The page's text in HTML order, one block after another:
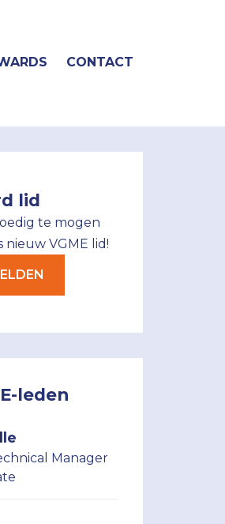
CONTACT
lid
te mogen
VGME lid!
leden
Manager